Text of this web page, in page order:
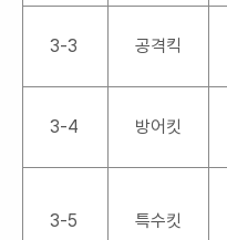
3-3 공격킥
3-4 방어킷
3-5 특수킷